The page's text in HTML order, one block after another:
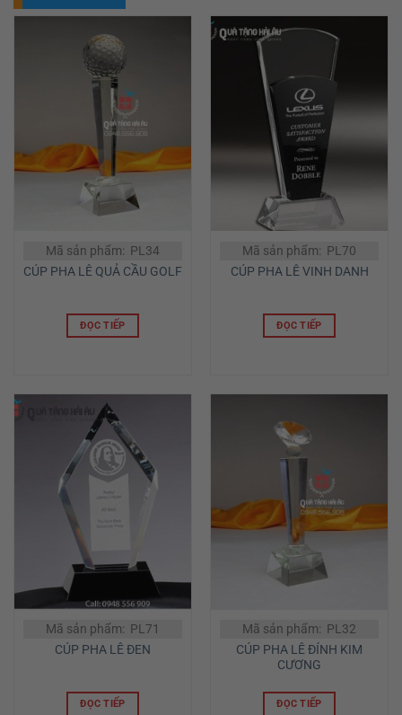
Mã sản phẩm: PL34
CÚP PHA LÊ QUẢ CẦU GOLF
ĐỌC TIẾP
Mã sản phẩm: PL70
CÚP PHA LÊ VINH DANH
ĐỌC TIẾP
Mã sản phẩm: PL71
CÚP PHA LÊ ĐEN
ĐỌC TIẾP
Mã sản phẩm: PL32
CÚP PHA LÊ ĐÍNH KIM
CƯƠNG
ĐỌC TIẾP